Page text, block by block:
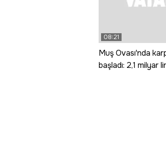
08:21
Muş Ovası'nda
başladı: 2,1 milyar